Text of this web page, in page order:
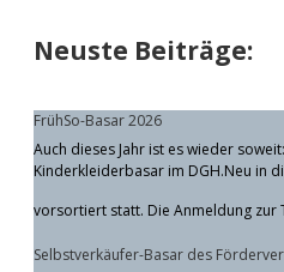
Sidebar
Neuste Beiträge:
FrühSo-Basar 2026
Auch dieses Jahr ist es wieder
Kinderkleiderbasar im DGH.Neu in
vorsortiert statt. Die Anmeldung zur
Selbstverkäufer-Basar des